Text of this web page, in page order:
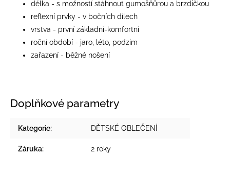
délka - s možností stáhnout gumošňůrou a brzdičkou
reflexní prvky - v bočních dílech
vrstva - první základní-komfortní
roční období - jaro, léto, podzim
zařazení - běžné nošení
Doplňkové parametry
Kategorie: DĚTSKÉ OBLEČENÍ
Záruka: 2 roky